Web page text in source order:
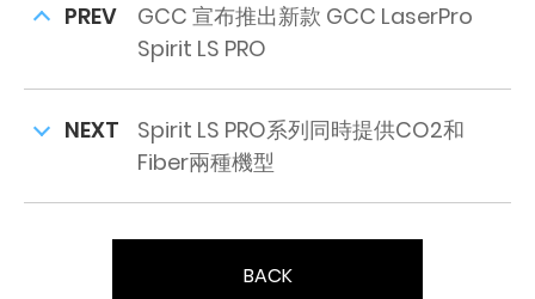
PREV
GCC 宣布推出新款 GCC LaserPro
Spirit LS PRO
NEXT
Spirit LS PRO系列同時提供CO2和
Fiber兩種機型
BACK